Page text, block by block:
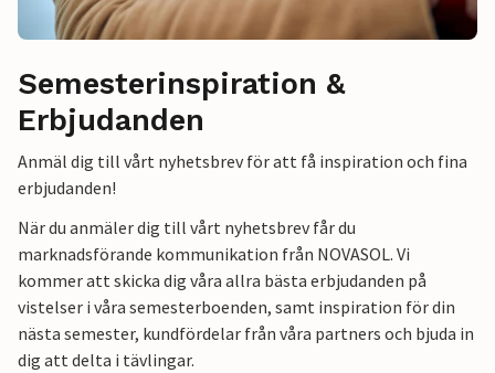
Semesterinspiration &
Erbjudanden
Anmäl dig till vårt nyhetsbrev för att få inspiration och fina
erbjudanden!
När du anmäler dig till vårt nyhetsbrev får du
marknadsförande kommunikation från NOVASOL. Vi
kommer att skicka dig våra allra bästa erbjudanden på
vistelser i våra semesterboenden, samt inspiration för din
nästa semester, kundfördelar från våra partners och bjuda in
dig att delta i tävlingar.